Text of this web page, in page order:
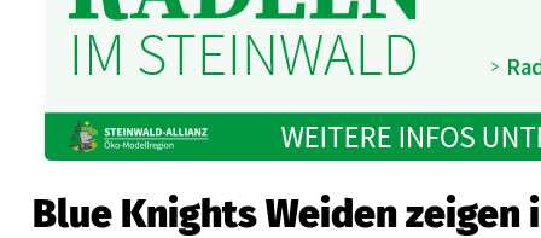
Blue Knights Weiden zeigen